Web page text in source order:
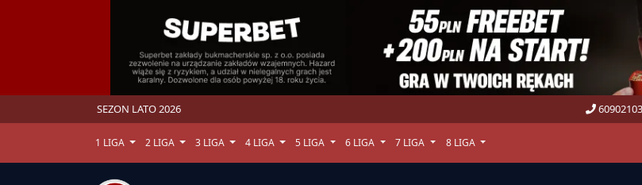
SEZON LATO 2026
1 LIGA 2 LIGA 3 LIGA 4 LIGA 5 LIGA 6 LIGA 7 LIGA 8 LIGA